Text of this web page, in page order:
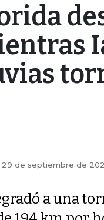
29 de septiembre de
a una